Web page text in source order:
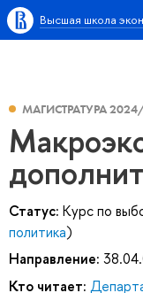
Высшая школа
МАГИСТРАТУРА
Статус: Курс по
политика)
Направление:
Кто читает: